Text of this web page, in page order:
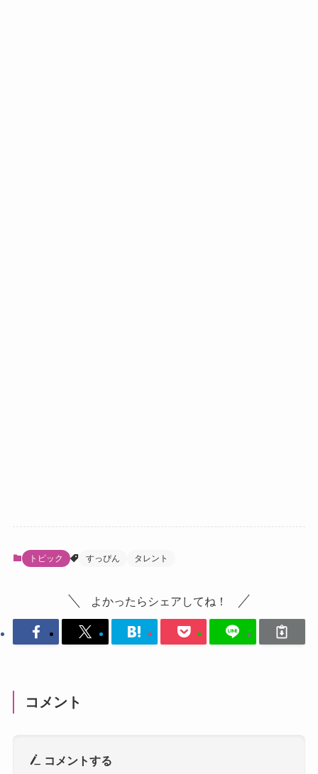
トピック すっぴん タレント
よかったらシェアしてね！
コメント
コメントする